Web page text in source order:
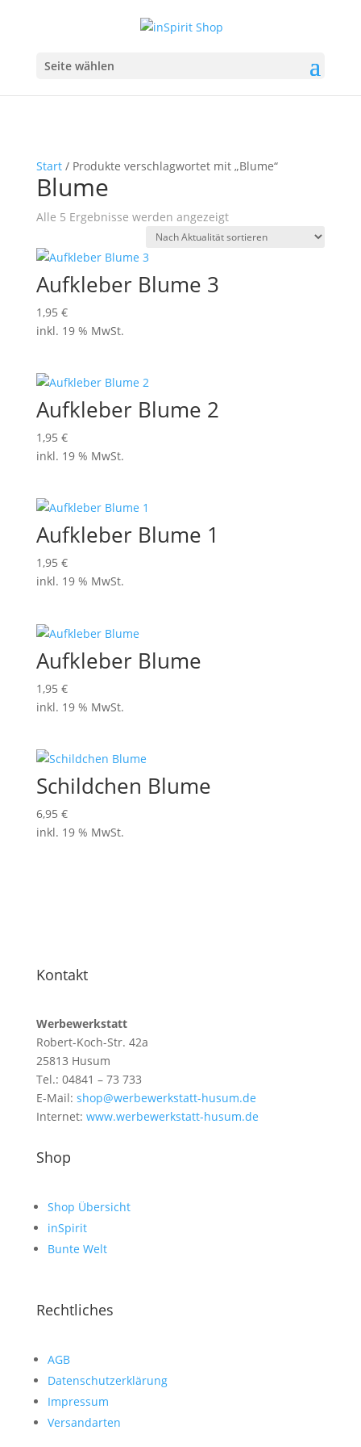
Seite wählen
Start/ Produkte verschlagwortet mit „Blume“
Blume
Alle 5 Ergebnisse werden angezeigtNach
Aktualität
Aufkleber Blume 3
1,95 €
inkl. 19 % MwSt.
Aufkleber Blume 2
1,95 €
inkl. 19 % MwSt.
Aufkleber Blume 1
1,95 €
inkl. 19 % MwSt.
Aufkleber Blume
1,95 €
inkl. 19 % MwSt.
Schildchen Blume
6,95 €
inkl. 19 % MwSt.
Kontakt
Werbewerkstatt
Robert-Koch-Str. 42a
25813 Husum
Tel.: 04841 – 73 733
E-Mail: shop@werbewerkstatt-husum.de
Internet: www.werbewerkstatt-husum.de
Shop
Shop Übersicht
inSpirit
Bunte Welt
Rechtliches
AGB
Datenschutzerklärung
Impressum
Versandarten